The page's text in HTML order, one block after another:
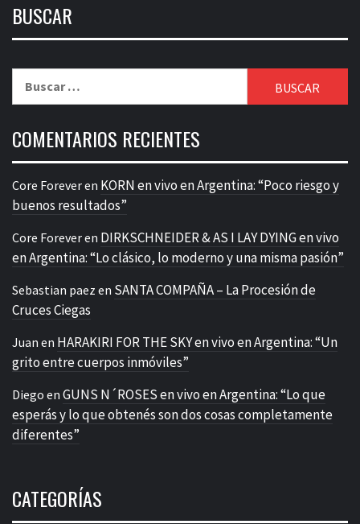
BUSCAR
COMENTARIOS RECIENTES
Core Foreveren KORN en vivo en Argentina: “Poco riesgo y
buenos resultados”
Core Foreveren DIRKSCHNEIDER & AS I LAY DYING en vivo
en Argentina: “Lo clásico, lo moderno y una misma pasión”
Sebastian paez en SANTA COMPAÑA – La Procesión de
Cruces Ciegas
Juan en HARAKIRI FOR THE SKY en vivo en Argentina: “Un
grito entre cuerpos inmóviles”
Diego en GUNS N´ROSES en vivo en Argentina: “Lo que
esperás y lo que obtenés son dos cosas completamente
diferentes”
CATEGORÍAS